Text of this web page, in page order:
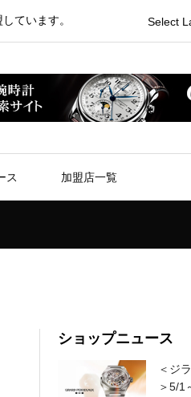
ています。 Select
ス 加盟店一覧
ショップニュース
＜ジ
＞5/1